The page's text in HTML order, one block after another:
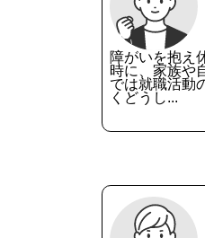
障がいを抱え
時に、家族や
では就職活動
くどうし...